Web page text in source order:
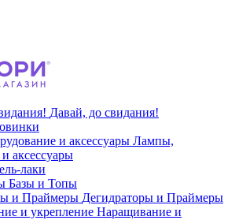
Давай, до свидания!
Лампы,
аксессуары
лаки
Базы и Топы
Дегидраторы и Праймеры
Наращивание и